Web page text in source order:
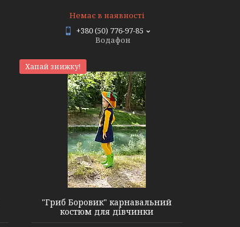
Немає в наявності
+380 (50) 776-97-85
Водафон
Хапай знижку!
"Гриб Боровик" карнавальний
костюм для дівчинки